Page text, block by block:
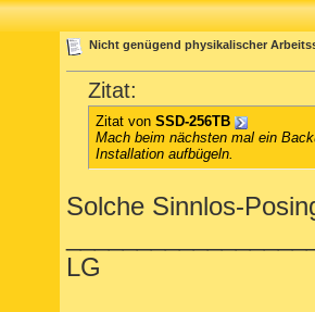
Nicht genügend physikalischer
Zitat:
Zitat von SSD-256TB
Mach beim nächsten mal ein
Installation aufbügeln.
Solche Sinnlos-
LG